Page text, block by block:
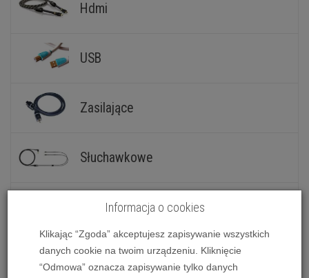
Hdmi
USB
Zasilające
Słuchawkowe
Gramofonowe
Ethernet / LAN
Informacja o cookies
Klikając “Zgoda” akceptujesz zapisywanie wszystkich
danych cookie na twoim urządzeniu. Kliknięcie
“Odmowa” oznacza zapisywanie tylko danych